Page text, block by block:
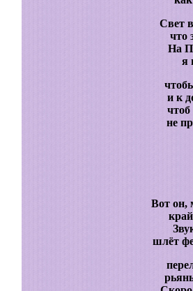
Свет
что
На
я
и к
не
Вот он,
шлёт